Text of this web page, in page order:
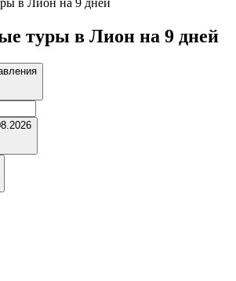
туры в Лион на 9 дней